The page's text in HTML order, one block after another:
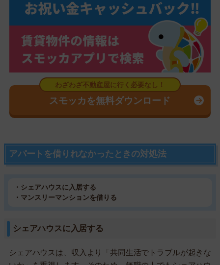
スモッカを無料ダウンロード
アパートを借りれなかったときの対処法
・シェアハウスに入居する
・マンスリーマンションを借りる
シェアハウスに入居する
シェアハウスは、収入より「共同生活でトラブルが起きな